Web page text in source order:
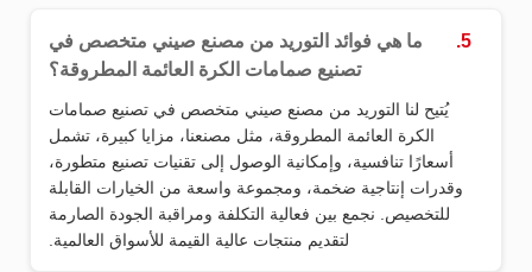
5.
ما هي فوائد التوريد من مصنع صيني متخصص في
تصنيع صمامات الكرة العائمة المطروقة؟
يُتيح لنا التوريد من مصنع صيني متخصص في تصنيع صمامات
الكرة العائمة المطروقة، مثل مصنعنا، مزايا كبيرة، تشمل
أسعارًا تنافسية، وإمكانية الوصول إلى تقنيات تصنيع متطورة،
وقدرات إنتاجية ضخمة، ومجموعة واسعة من الخيارات القابلة
للتخصيص. نجمع بين فعالية التكلفة ومراقبة الجودة الصارمة
لتقديم منتجات عالية القيمة للأسواق العالمية.